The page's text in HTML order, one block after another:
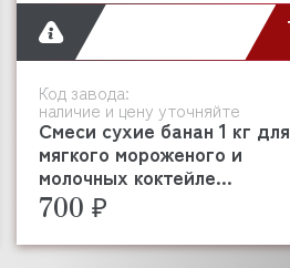
Код завода:
наличие и цену уточняйте
Смеси сухие банан 1 кг для
мягкого мороженого и
молочных коктейле...
700 ₽